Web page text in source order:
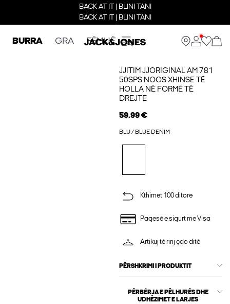
BACK AT IT | BLINI TANI
BACK AT IT | BLINI TANI
BURRA GRA FËMIJË
JJITIM JJORIGINAL AM 781
50SPS NOOS XHINSE TË
HOLLA NË FORMË TË
DREJTË
59.99 €
BLU / BLUE DENIM
Kthimet 100 ditore
Pagesë e sigurt me Visa
Artikuj të rinj çdo ditë
PËRSHKRIMI I PRODUKTIT
PËRBËRJA E PËLHURËS DHE
UDHËZIMET E LARJES